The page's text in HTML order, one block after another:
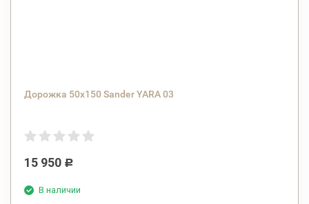
Дорожка 50х150 Sander YARA 03
15 950 Р
В наличии